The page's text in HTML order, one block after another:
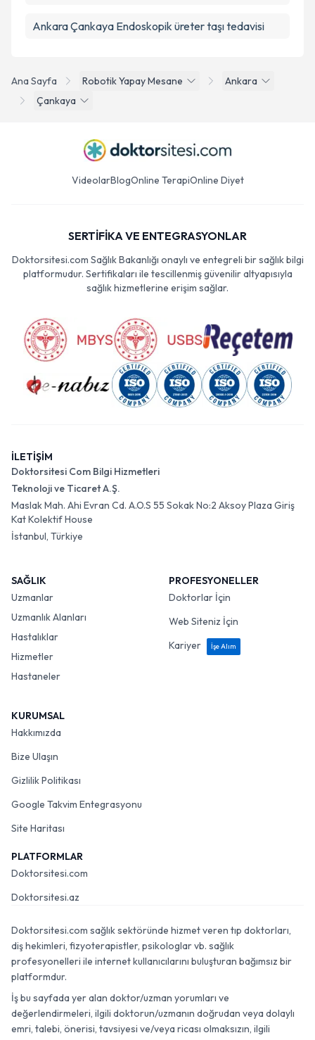
Ana Sayfa Robotik Yapay Mesane
Ankara
Çankaya
Ankara Çankaya Endoskopik üreter taşı tedavisi
VideolarBlogOnline TerapiOnline Diyet
SERTİFİKA VE ENTEGRASYONLAR
Doktorsitesi.com Sağlık Bakanlığı onaylı ve entegreli bir sağlık bilgi
platformudur. Sertifikaları ile tescillenmiş güvenilir altyapısıyla
sağlık hizmetlerine erişim sağlar.
İLETİŞİM
Doktorsitesi Com Bilgi Hizmetleri
Teknoloji ve Ticaret A.Ş.
Maslak Mah. Ahi Evran Cd. A.O.S 55 Sokak No:2 Aksoy Plaza Giriş
Kat Kolektif House
İstanbul, Türkiye
SAĞLIK
Uzmanlar
Uzmanlık Alanları
Hastalıklar
Hizmetler
Hastaneler
PROFESYONELLER
Doktorlar İçin
Web Siteniz İçin
Kariyer
İşe Alım
KURUMSAL
Hakkımızda
Bize Ulaşın
Gizlilik Politikası
Google Takvim Entegrasyonu
Site Haritası
PLATFORMLAR
Doktorsitesi.com
Doktorsitesi.az
Doktorsitesi.com sağlık sektöründe hizmet veren tıp doktorları,
diş hekimleri, fizyoterapistler, psikologlar vb. sağlık
profesyonelleri ile internet kullanıcılarını buluşturan bağımsız bir
platformdur.
İş bu sayfada yer alan doktor/uzman yorumları ve
değerlendirmeleri, ilgili doktorun/uzmanın doğrudan veya dolaylı
emri, talebi, önerisi, tavsiyesi ve/veya ricası olmaksızın, ilgili